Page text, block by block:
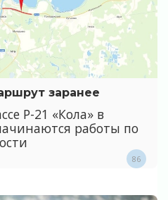
заранее
Р-21 «Кола» в
работы по
86